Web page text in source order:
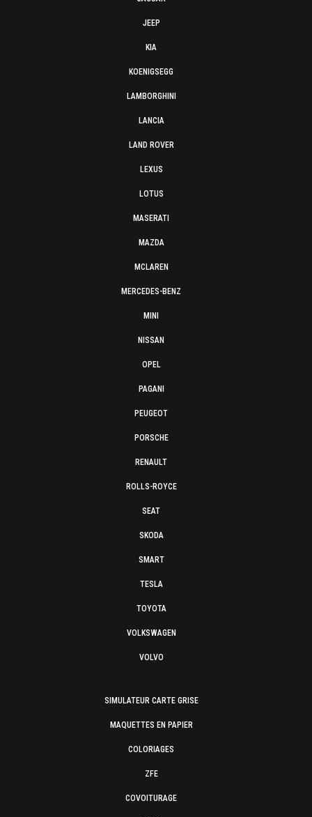
JEEP
KIA
KOENIGSEGG
LAMBORGHINI
LANCIA
LAND ROVER
LEXUS
LOTUS
MASERATI
MAZDA
MCLAREN
MERCEDES-BENZ
MINI
NISSAN
OPEL
PAGANI
PEUGEOT
PORSCHE
RENAULT
ROLLS-ROYCE
SEAT
SKODA
SMART
TESLA
TOYOTA
VOLKSWAGEN
VOLVO
SIMULATEUR CARTE GRISE
MAQUETTES EN PAPIER
COLORIAGES
ZFE
COVOITURAGE